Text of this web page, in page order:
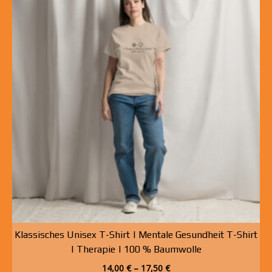
Klassisches Unisex T-Shirt | Mentale Gesundheit T-Shirt
| Therapie | 100 % Baumwolle
14,00 €– 17,50 €